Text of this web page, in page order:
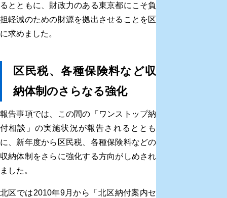
るとともに、財政力のある東京都にこそ負
担軽減のための財源を拠出させることを区
に求めました。
区民税、各種保険料など収
納体制のさらなる強化
報告事項では、この間の「ワンストップ納
付相談」の実施状況が報告されるととも
に、新年度から区民税、各種保険料などの
収納体制をさらに強化する方向がしめされ
ました。
北区では2010年9月から「北区納付案内セ